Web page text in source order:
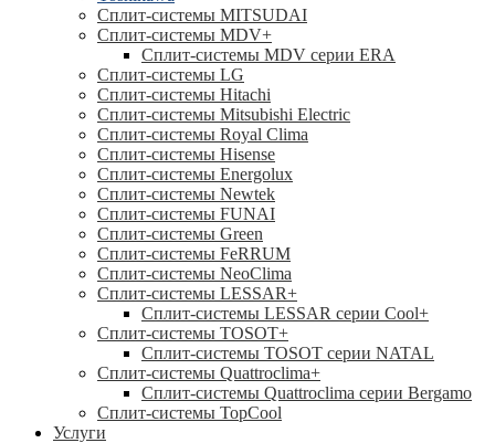
Сплит-системы MITSUDAI
Сплит-системы MDV+
Сплит-системы MDV серии ERA
Сплит-системы LG
Сплит-системы Hitachi
Сплит-системы Mitsubishi Electric
Сплит-системы Royal Clima
Сплит-системы Hisense
Сплит-системы Energolux
Сплит-системы Newtek
Сплит-системы FUNAI
Сплит-системы Green
Сплит-системы FeRRUM
Сплит-системы NeoClima
Сплит-системы LESSAR+
Сплит-системы LESSAR серии Cool+
Сплит-системы TOSOT+
Сплит-системы TOSOT серии NATAL
Сплит-системы Quattroclima+
Сплит-системы Quattroclima серии Bergamo
Сплит-системы TopCool
Услуги